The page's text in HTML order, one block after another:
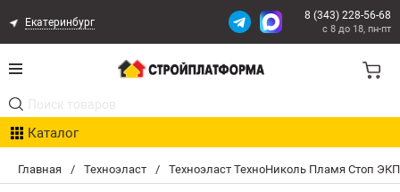
Главная / Техноэласт / Техноэласт ТехноНиколь Пламя Стоп
Екатеринбург
8 (343) 228-56-68
с 8 до 18, пн-пт
Каталог
Акции
Расчет доставки
Организациям